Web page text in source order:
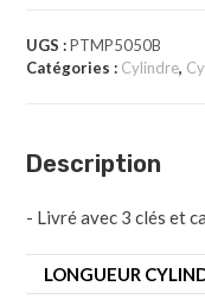
UGS :PTMP5050B
Catégories : Cylindre,
Description
- Livré avec 3 clés et
LONGUEUR